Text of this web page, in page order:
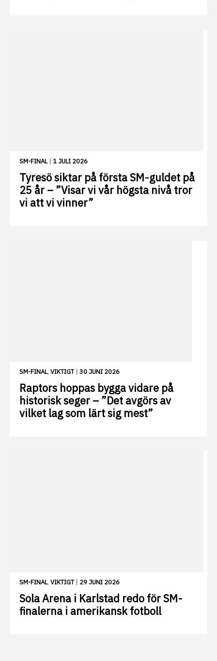
SM-FINAL| 1 JULI 2026
Tyresö siktar på första SM-guldet på
25 år – ”Visar vi vår högsta nivå tror
vi att vi vinner”
SM-FINAL,VIKTIGT| 30 JUNI 2026
Raptors hoppas bygga vidare på
historisk seger – ”Det avgörs av
vilket lag som lärt sig mest”
SM-FINAL,VIKTIGT| 29 JUNI 2026
Sola Arena i Karlstad redo för SM-
finalerna i amerikansk fotboll